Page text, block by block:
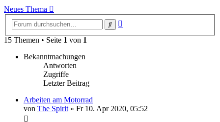
Neues Thema
Suche
15 Themen • Seite 1 von 1
Bekanntmachungen
Antworten
Zugriffe
Letzter Beitrag
Arbeiten am Motorrad
von The Spirit » Fr 10. Apr 2020, 05:52